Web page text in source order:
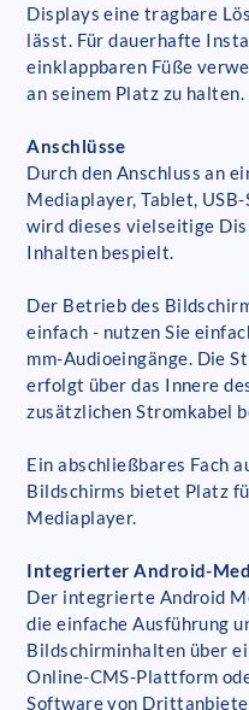
Displays eine tragbare
lässt. Für dauerhafte
einklappbaren Füße
an seinem Platz zu halten.
Anschlüsse
Durch den Anschluss an
Mediaplayer, Tablet,
wird dieses vielseitige
Inhalten bespielt.
Der Betrieb des
einfach - nutzen Sie
mm-Audioeingänge. Die
erfolgt über das Innere
zusätzlichen Stromkabel
Ein abschließbares Fach
Bildschirms bietet Platz
Mediaplayer.
Integrierter Android-
Der integrierte Android
die einfache Ausführung
Bildschirminhalten über
Online-CMS-Plattform
Software von